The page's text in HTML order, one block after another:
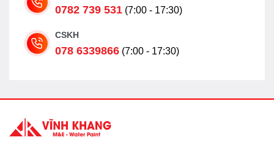
0782 739 531 (7:00 - 17:30)
CSKH
078 6339866 (7:00 - 17:30)